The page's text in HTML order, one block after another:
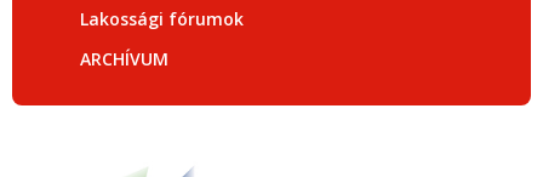
Lakossági fórumok
ARCHÍVUM